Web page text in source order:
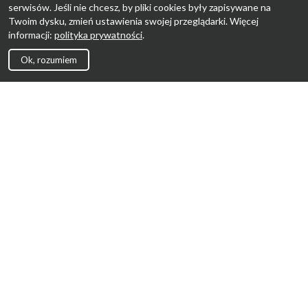
serwisów. Jeśli nie chcesz, by pliki cookies były zapisywane na
Twoim dysku, zmień ustawienia swojej przeglądarki. Więcej
informacji: polityka prywatności.
Ok, rozumiem